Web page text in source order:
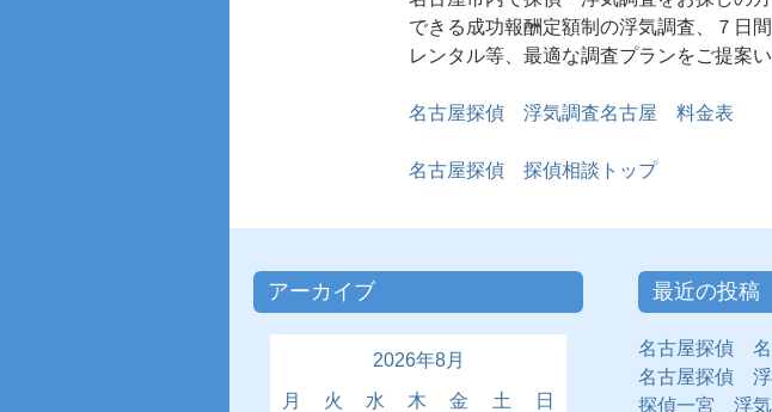
できる成功報酬定額制の浮気調査、７日
レンタル等、最適な調査プランをご提案い
名古屋探偵 浮気調査名古屋 料金表
名古屋探偵 探偵相談トップ
アーカイブ
2026年8月
月
火 水 木 金 土
日
最近の投稿
名古屋探偵 名
名古屋探偵
探偵一宮 浮気